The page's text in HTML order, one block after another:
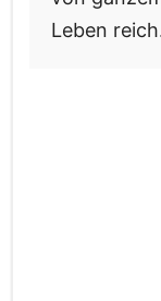
Leben